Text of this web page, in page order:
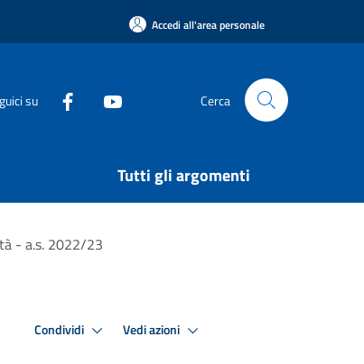
Accedi all'area personale
su Cerca
Tutti gli argomenti
- a.s. 2022/23
Condividi Vedi azioni